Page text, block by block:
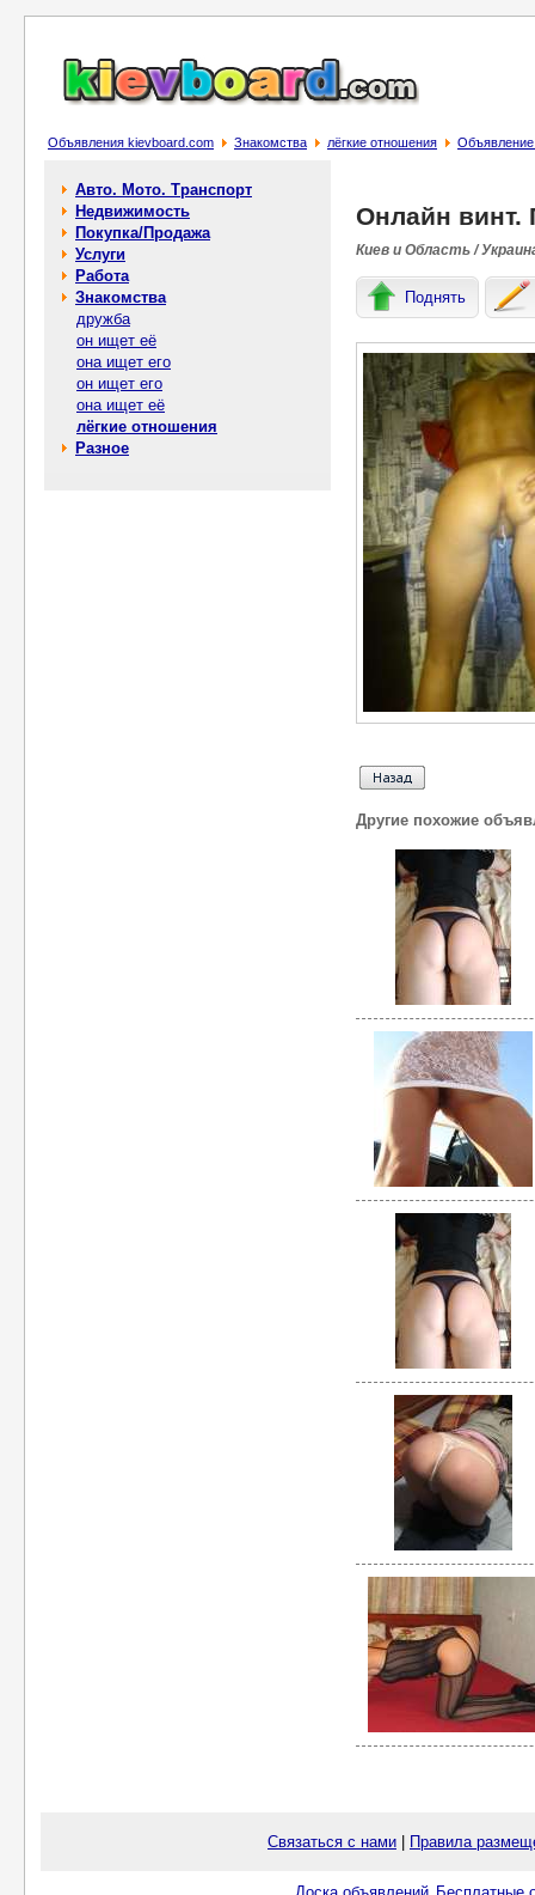
Объявления kievboard.com Знакомства лёгкие отношения Объявление
Авто. Мото. Транспорт
Недвижимость
Покупка/Продажа
Услуги
Работа
Знакомства
дружба
он ищет её
она ищет его
он ищет его
она ищет её
лёгкие отношения
Разное
Онлайн винт.
Киев и Область /
Поднять
Другие похожие
Связаться с нами Правила